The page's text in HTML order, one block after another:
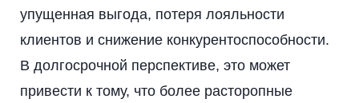
упущенная выгода, потеря лояльности
клиентов и снижение конкурентоспособности.
В долгосрочной перспективе, это может
привести к тому, что более расторопные